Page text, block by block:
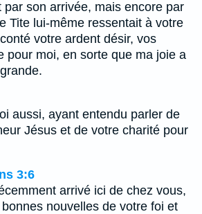
par son arrivée, mais encore par
Tite lui-même ressentait à votre
votre ardent désir, vos
pour moi, en sorte que ma joie a
aussi, ayant entendu parler de
Jésus et de votre charité pour
3:6
arrivé ici de chez vous,
nouvelles de votre foi et